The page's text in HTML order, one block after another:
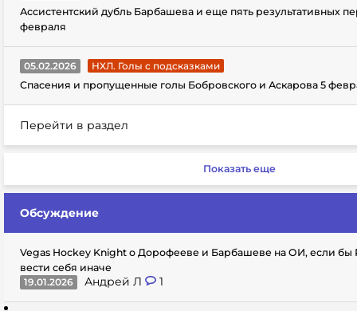
Ассистентский дубль Барбашева и еще пять результативных
февраля
05.02.2026
НХЛ. Голы с подсказками
Спасения и пропущенные голы Бобровского и Аскарова 5
Перейти в раздел
Показать еще
Обсуждение
Vegas Hockey Knight о Дорофееве и Барбашеве на ОИ, если бы
вести себя иначе
19.01.2026
Андрей Л 1